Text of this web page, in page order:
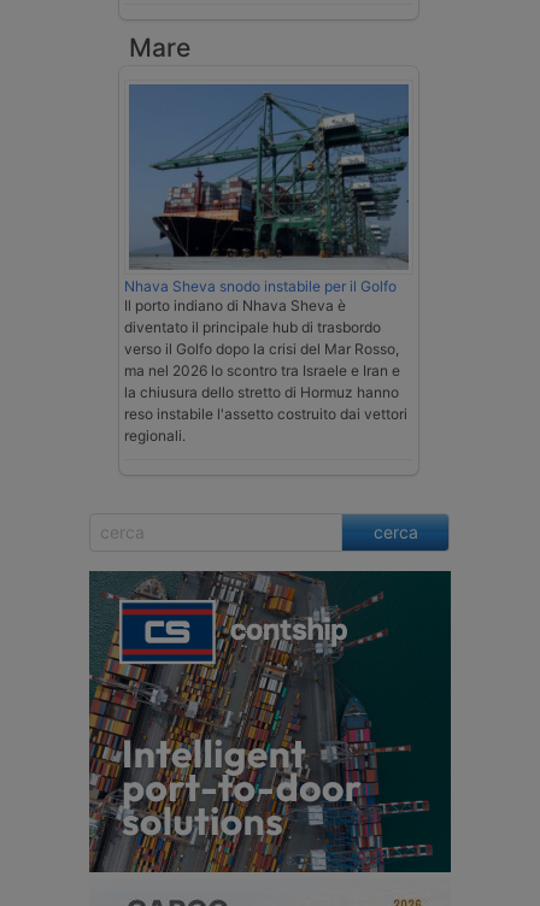
Mare
Nhava Sheva snodo instabile per il Golfo
Il porto indiano di Nhava Sheva è
diventato il principale hub di trasbordo
verso il Golfo dopo la crisi del Mar Rosso,
ma nel 2026 lo scontro tra Israele e Iran e
la chiusura dello stretto di Hormuz hanno
reso instabile l'assetto costruito dai vettori
regionali.
cerca